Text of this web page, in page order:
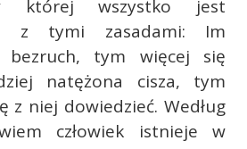
której wszystko jest
z tymi zasadami: Im
bezruch, tym więcej się
natężona cisza, tym
z niej dowiedzieć. Według
człowiek istnieje w